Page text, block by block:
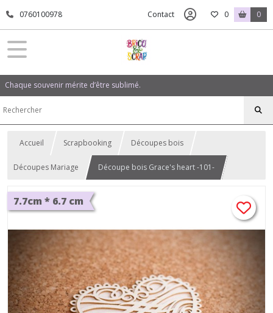
0760100978 Contact 0 0
Chaque souvenir mérite d’être sublimé.
Accueil Scrapbooking Découpes bois
Découpes Mariage Découpe bois Grace's heart -101-
7.7cm * 6.7 cm